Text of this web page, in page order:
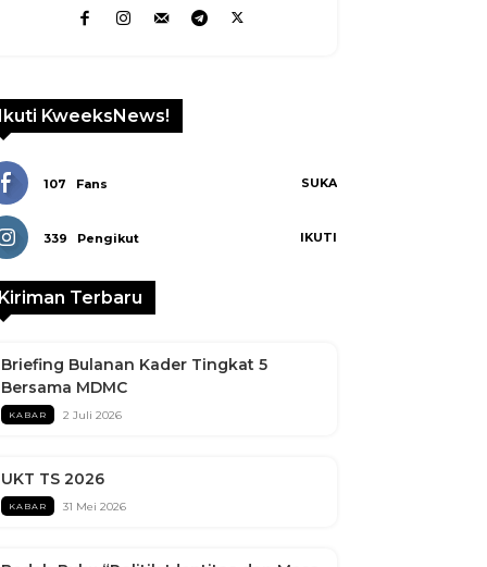
Ikuti KweeksNews!
107 Fans SUKA
339 Pengikut IKUTI
Kiriman Terbaru
Briefing Bulanan Kader Tingkat 5
Bersama MDMC
KABAR 2 Juli 2026
UKT TS 2026
KABAR 31 Mei 2026